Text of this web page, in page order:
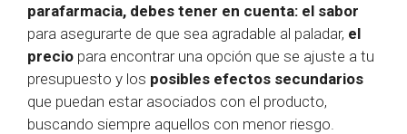
parafarmacia, debes tener en cuenta: el sabor
para asegurarte de que sea agradable al paladar, el
precio para encontrar una opción que se ajuste a tu
presupuesto y los posibles efectos secundarios
que puedan estar asociados con el producto,
buscando siempre aquellos con menor riesgo.